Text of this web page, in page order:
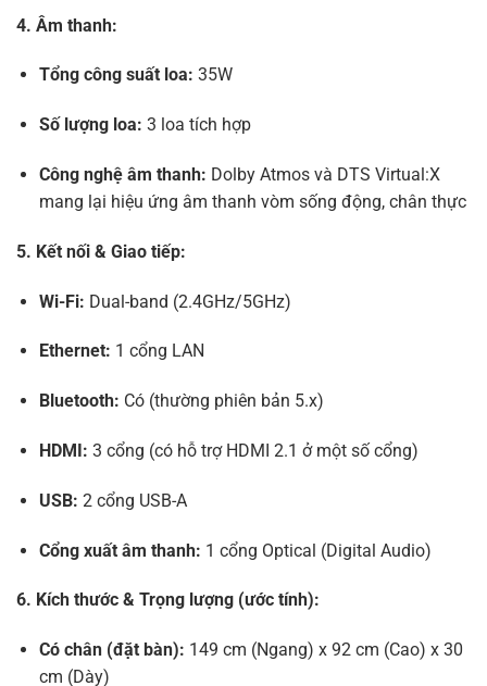
4. Âm thanh:
Tổng công suất loa: 35W
Số lượng loa: 3 loa tích hợp
Công nghệ âm thanh: Dolby Atmos và DTS Virtual:X
mang lại hiệu ứng âm thanh vòm sống động, chân thực
5. Kết nối & Giao tiếp:
Wi-Fi: Dual-band (2.4GHz/5GHz)
Ethernet: 1 cổng LAN
Bluetooth: Có (thường phiên bản 5.x)
HDMI: 3 cổng (có hỗ trợ HDMI 2.1 ở một số cổng)
USB: 2 cổng USB-A
Cổng xuất âm thanh: 1 cổng Optical (Digital Audio)
6. Kích thước & Trọng lượng (ước tính):
Có chân (đặt bàn): 149 cm (Ngang) x 92 cm (Cao) x 30
cm (Dày)